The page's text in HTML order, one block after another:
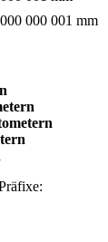
000 001 mm